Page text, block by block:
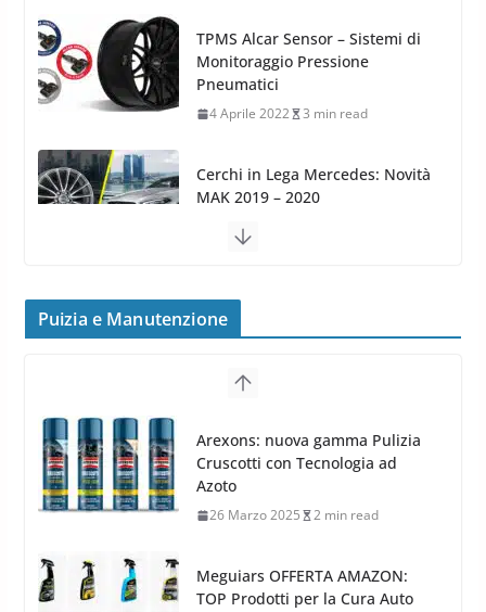
Cerchi in Lega Mercedes: Novità
Cerchi in Lega Volvo: Nuovi
24 Luglio 2019
Cerchi in lega grandi: quando
peggiorano davvero comfort,
8 Aprile 2026
Puizia e Manutenzione
Cruscotti con Tecnologia ad
Meguiars OFFERTA AMAZON:
TOP Prodotti per la Cura Auto